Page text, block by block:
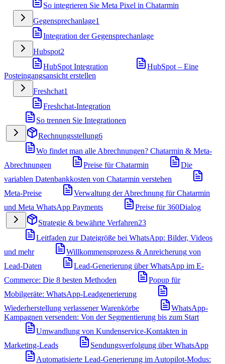
So integrieren Sie Meta Pixel in Chatarmin
Gegensprechanlage1
Integration der Gegensprechanlage
Hubspot2
HubSpot Integration
HubSpot – Eine
Posteingangsansicht erstellen
Freshchat1
Freshchat-Integration
So trennen Sie Integrationen
Rechnungsstellung6
Wo findet man alle Abrechnungen? Chatarmin & Meta-
Abrechnungen
Preise für Chatarmin
Die
variablen Datenbankkosten von Chatarmin verstehen
Meta-Preise
Verwaltung der Abrechnung für Chatarmin
und Meta WhatsApp Payments
Preise für 360Dialog
Strategie & bewährte Verfahren23
Leitfaden zur Dateigröße bei WhatsApp: Bilder, Videos
und mehr
Willkommensprozess & Anreicherung von
Lead-Daten
Lead-Generierung über WhatsApp im E-
Commerce: Die 8 besten Methoden
Popup für
Mobilgeräte: WhatsApp-Leadgenerierung
Wiederherstellung verlassener Warenkörbe
WhatsApp-
Kampagnen versenden: Von der Segmentierung bis zum Start
Umwandlung von Kundenservice-Kontakten in
Marketing-Leads
Sendungsverfolgung über WhatsApp
Automatisierte Lead-Generierung im Autopilot-Modus: